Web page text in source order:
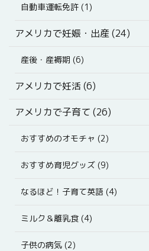
自動車運転免許 (1)
アメリカで妊娠・出産 (24)
産後・産褥期 (6)
アメリカで妊活 (6)
アメリカで子育て (26)
おすすめのオモチャ (2)
おすすめ育児グッズ (9)
なるほど！子育て英語 (4)
ミルク＆離乳食 (4)
子供の病気 (2)